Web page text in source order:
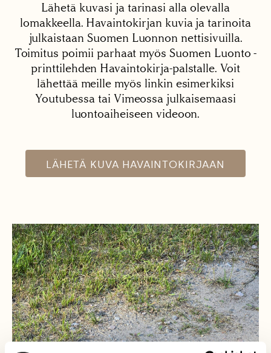
Lähetä kuvasi ja tarinasi alla olevalla
lomakkeella. Havaintokirjan kuvia ja tarinoita
julkaistaan Suomen Luonnon nettisivuilla.
Toimitus poimii parhaat myös Suomen Luonto -
printtilehden Havaintokirja-palstalle. Voit
lähettää meille myös linkin esimerkiksi
Youtubessa tai Vimeossa julkaisemaasi
luontoaiheiseen videoon.
LÄHETÄ KUVA HAVAINTOKIRJAAN